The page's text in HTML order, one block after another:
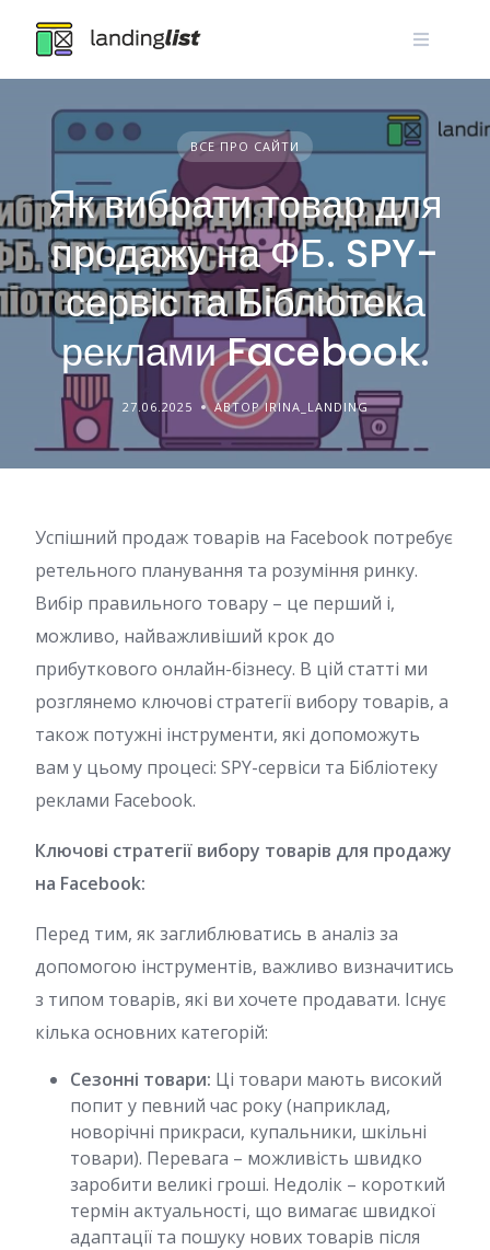
content
ВСЕ ПРО САЙТИ
Як вибрати товар для
продажу на ФБ. SPY-
сервіс та Бібліотека
реклами Facebook.
27.06.2025 АВТОР IRINA_LANDING
Успішний продаж товарів на Facebook потребує
ретельного планування та розуміння ринку.
Вибір правильного товару – це перший і,
можливо, найважливіший крок до
прибуткового онлайн-бізнесу. В цій статті ми
розглянемо ключові стратегії вибору товарів, а
також потужні інструменти, які допоможуть
вам у цьому процесі: SPY-сервіси та Бібліотеку
реклами Facebook.
Ключові стратегії вибору товарів для продажу
на Facebook:
Перед тим, як заглиблюватись в аналіз за
допомогою інструментів, важливо визначитись
з типом товарів, які ви хочете продавати. Існує
кілька основних категорій:
Сезонні товари: Ці товари мають високий
попит у певний час року (наприклад,
новорічні прикраси, купальники, шкільні
товари). Перевага – можливість швидко
заробити великі гроші. Недолік – короткий
термін актуальності, що вимагає швидкої
адаптації та пошуку нових товарів після